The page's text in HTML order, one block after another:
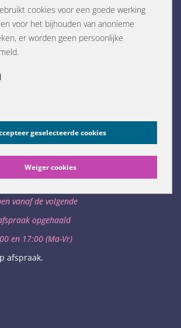
vanaf de volgende
opgehaald
en 17:00 (Ma-Vr)
afspraak.
cookies voor een goede werking
voor het bijhouden van anonieme
er worden geen persoonlijke
geselecteerde cookies
Weiger cookies